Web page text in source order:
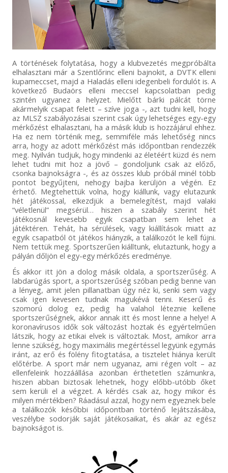
A történések folytatása, hogy a klubvezetés megpróbálta
elhalasztani már a Szentlőrinc elleni bajnokit, a DVTK elleni
kupameccset, majd a Haladás elleni idegenbeli fordulót is. A
következő Budaörs elleni meccsel kapcsolatban pedig
szintén ugyanez a helyzet. Mielőtt bárki pálcát törne
akármelyik csapat felett – szíve joga -, azt tudni kell, hogy
az MLSZ szabályozásai szerint csak úgy lehetséges egy-egy
mérkőzést elhalasztani, ha a másik klub is hozzájárul ehhez.
Ha ez nem történik meg, semmiféle más lehetőség nincs
arra, hogy az adott mérkőzést más időpontban rendezzék
meg. Nyilván tudjuk, hogy mindenki az életéért küzd és nem
lehet tudni mit hoz a jövő – gondoljunk csak az előző,
csonka bajnokságra -, és az összes klub próbál minél több
pontot begyűjteni, nehogy bajba kerüljön a végén. Ez
érhető. Megtehettük volna, hogy kiállunk, vagy elutazunk
hét játékossal, elkezdjük a bemelegítést, majd valaki
“véletlenül” megsérül… hiszen a szabály szerint hét
játékosnál kevesebb egyik csapatban sem lehet a
játéktéren. Tehát, ha sérülések, vagy kiállítások miatt az
egyik csapatból öt játékos hiányzik, a találkozót le kell fújni.
Nem tettük meg. Sportszerűen kiálltunk, elutaztunk, hogy a
pályán dőljön el egy-egy mérkőzés eredménye.
És akkor itt jön a dolog másik oldala, a sportszerűség. A
labdarúgás sport, a sportszerűség szóban pedig benne van
a lényeg, amit jelen pillanatban úgy néz ki, senki sem vagy
csak igen kevesen tudnak magukévá tenni. Keserű és
szomorú dolog ez, pedig ha valahol léteznie kellene
sportszerűségnek, akkor annak itt és most lenne a helye! A
koronavírusos idők sok változást hoztak és egyértelműen
látszik, hogy az etikai elvek is változtak. Most, amikor arra
lenne szükség, hogy maximális megértéssel legyünk egymás
iránt, az erő és fölény fitogtatása, a tisztelet hiánya került
előtérbe. A sport már nem ugyanaz, ami régen volt – az
ellenfeleink hozzáállása azonban érthetetlen számunkra,
hiszen abban biztosak lehetnek, hogy előbb-utóbb őket
sem kerüli el a végzet. A kérdés csak az, hogy mikor és
milyen mértékben? Ráadásul azzal, hogy nem egyeznek bele
a találkozók későbbi időpontban történő lejátszásába,
veszélybe sodorják saját játékosaikat, és akár az egész
bajnokságot is.